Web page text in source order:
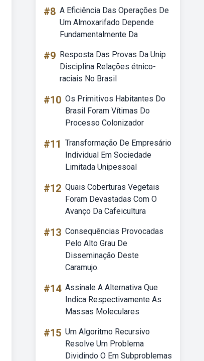
#8 A Eficiência Das Operações De
Um Almoxarifado Depende
Fundamentalmente Da
#9 Resposta Das Provas Da Unip
Disciplina Relações étnico-
raciais No Brasil
#10 Os Primitivos Habitantes Do
Brasil Foram Vítimas Do
Processo Colonizador
#11 Transformação De Empresário
Individual Em Sociedade
Limitada Unipessoal
#12 Quais Coberturas Vegetais
Foram Devastadas Com O
Avanço Da Cafeicultura
#13 Consequências Provocadas
Pelo Alto Grau De
Disseminação Deste
Caramujo.
#14 Assinale A Alternativa Que
Indica Respectivamente As
Massas Moleculares
#15 Um Algoritmo Recursivo
Resolve Um Problema
Dividindo O Em Subproblemas